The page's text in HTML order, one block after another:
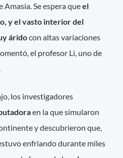
Se espera queel
y el vasto interior del
áridocon altas variaciones
el profesor Li, uno de
los investigadores
en la que simularon
y descubrieron que,
enfriando durante miles